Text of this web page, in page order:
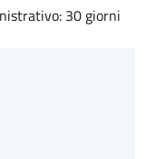
30 giorni